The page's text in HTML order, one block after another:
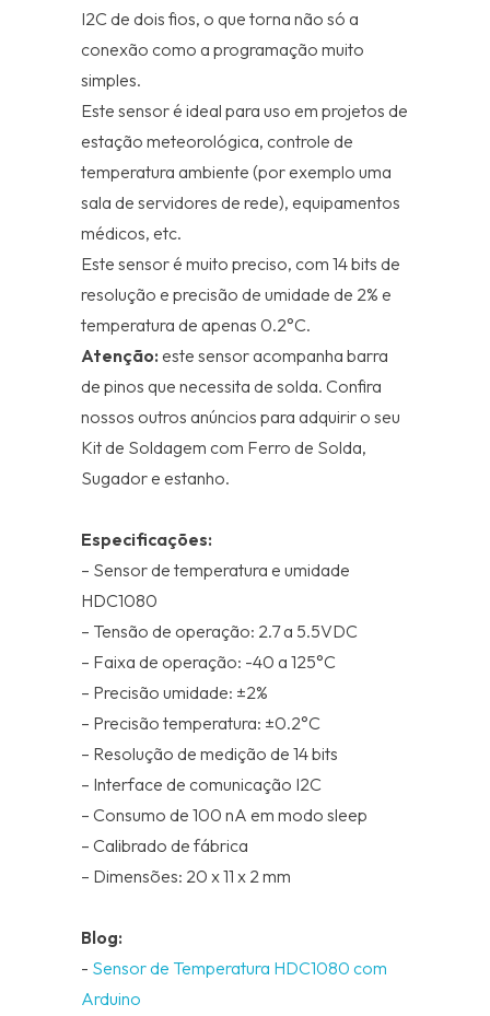
I2C de dois fios, o que torna não só a
conexão como a programação muito
simples.
Este sensor é ideal para uso em projetos de
estação meteorológica, controle de
temperatura ambiente (por exemplo uma
sala de servidores de rede), equipamentos
médicos, etc.
Este sensor é muito preciso, com 14 bits de
resolução e precisão de umidade de 2% e
temperatura de apenas 0.2°C.
Atenção: este sensor acompanha barra
de pinos que necessita de solda. Confira
nossos outros anúncios para adquirir o seu
Kit de Soldagem com Ferro de Solda,
Sugador e estanho.
Especificações:
– Sensor de temperatura e umidade
HDC1080
– Tensão de operação: 2.7 a 5.5VDC
– Faixa de operação: -40 a 125°C
– Precisão umidade: ±2%
– Precisão temperatura: ±0.2°C
– Resolução de medição de 14 bits
– Interface de comunicação I2C
– Consumo de 100 nA em modo sleep
– Calibrado de fábrica
– Dimensões: 20 x 11 x 2 mm
Blog:
- Sensor de Temperatura HDC1080 com
Arduino